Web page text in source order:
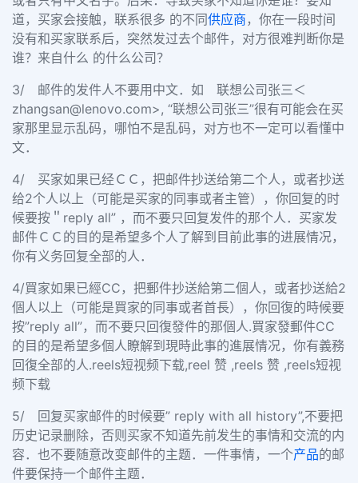
道，买家会接触，联系很多 的不同供应商 ，你在一段时间
没有和买家联系后，突然发过去个邮件，对方很难判断你是
谁？来自什么 的什么公司？
3/ 邮件的发件人不要用中文．如 联想公司张三＜
zhangsan@lenovo.com>, “联想公司张三”很有可能会在买
家那里显示乱码，哪怕不是乱码，对方也不一定可以看懂中
文．
4/ 买家如果已经ＣＣ，把邮件抄送给第二个人，或者抄送
给2个人以上（可能是买家的同事或者主管），你回复的时
候要按＂reply all” ，而不要只回复发件的那个人．买家发
邮件ＣＣ的目的是希望多个人了解到目前此事的进展情况，
你有义务回复全部的人．
4/買家如果已經CC，把郵件抄送給第二個人，或者抄送給2
個人以上（可能是買家的同事或者首長），你回復的時候要
按”reply all”，而不要只回復發件的那個人.買家發郵件CC
的目的是希望多個人瞭解到現時此事的進展情况，你有義務
回復全部的人.reels短视频下载,reel 赞 ,reels 赞 ,reels短视
频下载
5/ 回复买家邮件的时候要” reply with all history”,不要把
历史记录删除，否则买家不知道先前发生的事情和交流的内
容．也不要随意改变邮件的主题．一件事情，一个产品的邮
件要保持一个邮件主题．